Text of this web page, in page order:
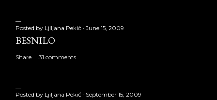
Posted by Ljiljana Pekić June 15, 2009
BESNILO
Share 31 comments
Posted by Ljiljana Pekić September 15, 2009